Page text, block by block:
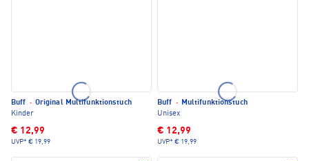
Buff · Original Multifunktionstuch
Kinder
€ 12,99
UVP* € 19,99
Buff · Multifunktionstuch
Unisex
€ 12,99
UVP* € 19,99